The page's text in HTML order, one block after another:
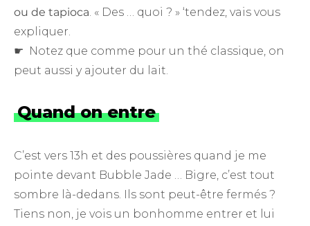
ou de tapioca. « Des … quoi ? » ‘tendez, vais vous
expliquer.
☛ Notez que comme pour un thé classique, on
peut aussi y ajouter du lait.
Quand on entre
C’est vers 13h et des poussières quand je me
pointe devant Bubble Jade … Bigre, c’est tout
sombre là-dedans. Ils sont peut-être fermés ?
Tiens non, je vois un bonhomme entrer et lui